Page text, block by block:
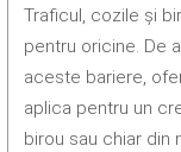
Traficul, cozile și
pentru oricine. De
aceste bariere,
aplica pentru un
birou sau chiar din